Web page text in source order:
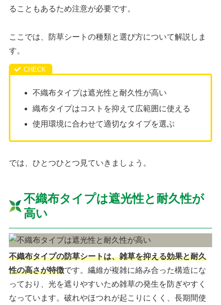
ることもあるため注意が必要です。
ここでは、防草シートの種類と選び方について解説しま
す。
不織布タイプは遮光性と耐久性が高い
織布タイプはコストを抑えて広範囲に使える
使用環境に合わせて適切なタイプを選ぶ
では、ひとつひとつ見ていきましょう。
不織布タイプは遮光性と耐久性が
高い
不織布タイプの防草シートは、雑草を抑える効果と耐久
性の高さが特徴です。繊維が複雑に絡み合った構造にな
っており、光を遮りやすいため雑草の発生を防ぎやすく
なっています。破れやほつれが起こりにくく、長期間使